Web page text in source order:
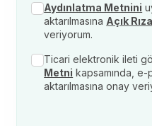
Aydınlatma Metnini
aktarılmasına Açık
veriyorum.
Ticari elektronik ileti
Metni kapsamında, e-
aktarılmasına onay